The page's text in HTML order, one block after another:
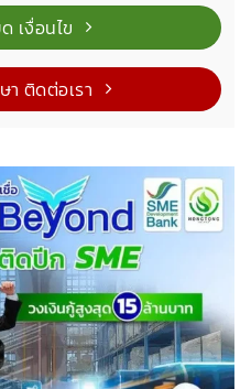
เงื่อนไข
ติดต่อเรา